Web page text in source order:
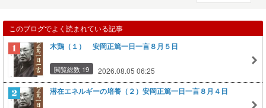
このブログでよく読まれている記事
木鶏（１） 安岡正篤一日一言８月５日
閲覧総数 19 2026.08.05 06:25
潜在エネルギーの培養（２）安岡正篤一日一言８月４日